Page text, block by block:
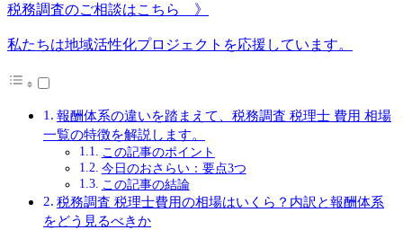
税務調査のご相談はこちら 》
私たちは地域活性化プロジェクトを応援しています。
報酬体系の違いを踏まえて、税務調査 税理士 費用 相場
一覧の特徴を解説します。
この記事のポイント
今日のおさらい：要点3つ
この記事の結論
税務調査 税理士費用の相場はいくら？内訳と報酬体系
をどう見るべきか